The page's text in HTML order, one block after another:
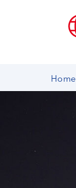
Home